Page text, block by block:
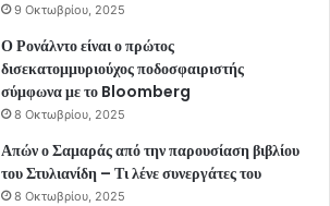
9 Οκτωβρίου, 2025
Ο Ρονάλντο είναι ο πρώτος
δισεκατομμυριούχος ποδοσφαιριστής
σύμφωνα με το Bloomberg
8 Οκτωβρίου, 2025
Απών ο Σαμαράς από την παρουσίαση βιβλίου
του Στυλιανίδη – Τι λένε συνεργάτες του
8 Οκτωβρίου, 2025